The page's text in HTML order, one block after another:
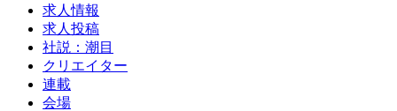
求人情報
求人投稿
社説：潮目
クリエイター
連載
会場